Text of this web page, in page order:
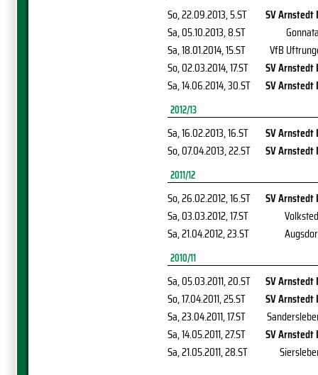
So, 22.09.2013, 5.ST
SV Arnstedt
Sa, 05.10.2013, 8.ST
Sa, 18.01.2014, 15.ST
VfB
So, 02.03.2014, 17.ST
SV Arnstedt
Sa, 14.06.2014, 30.ST SV Arnstedt
2012/13
Sa, 16.02.2013, 16.ST
SV Arnstedt
So, 07.04.2013, 22.ST SV Arnstedt
2011/12
So, 26.02.2012, 16.ST
SV Arnstedt
Sa, 03.03.2012, 17.ST
Sa, 21.04.2012, 23.ST
2010/11
Sa, 05.03.2011, 20.ST
SV Arnstedt
So, 17.04.2011, 25.ST
SV Arnstedt
Sa, 23.04.2011, 17.ST
Sa, 14.05.2011, 27.ST
SV Arnstedt
Sa, 21.05.2011, 28.ST